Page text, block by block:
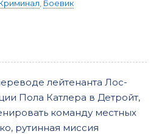
Боевик
лейтенанта Лос-
Пола Катлера в Детройт,
команду местных
рутинная миссия